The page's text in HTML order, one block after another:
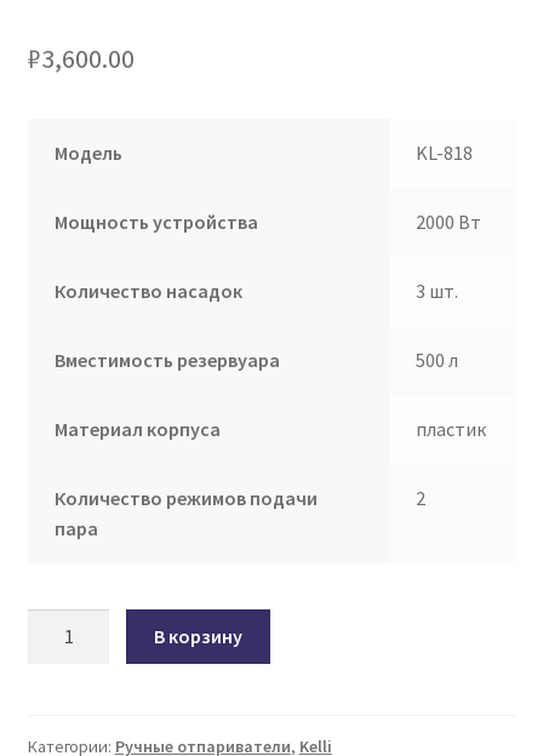
₽3,600.00
Модель KL-818
Мощность устройства 2000 Вт
Количество насадок 3 шт.
Вместимость резервуара 500 л
Материал корпуса пластик
Количество режимов подачи
пара
2
KL-
В корзину
Категории: Ручные отпариватели, Kelli